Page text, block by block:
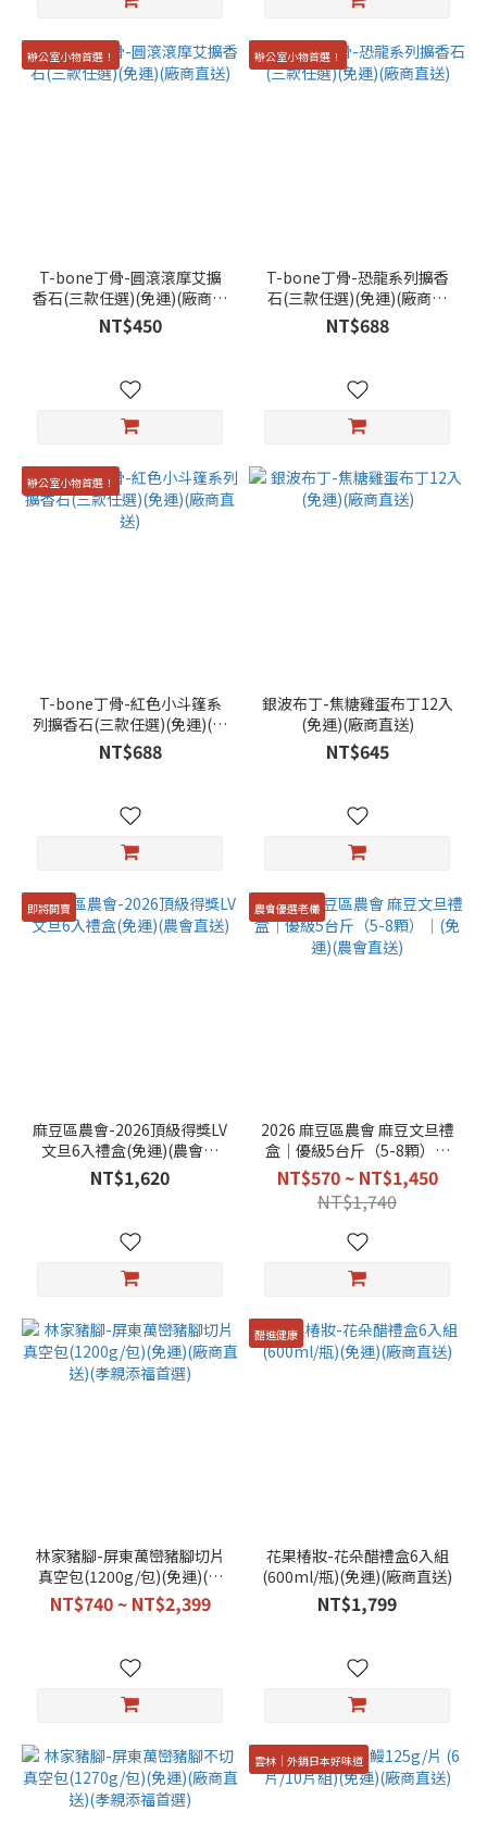
辦公室小物首選！
T-bone丁骨-圓滾滾摩艾擴
香石(三款任選)(免運)(廠商直
送)
NT$450
辦公室小物首選！
T-bone丁骨-恐龍系列擴香
石(三款任選)(免運)(廠商直
送)
NT$688
辦公室小物首選！
T-bone丁骨-紅色小斗篷系
列擴香石(三款任選)(免運)(廠
商直送)
NT$688
銀波布丁-焦糖雞蛋布丁12入
(免運)(廠商直送)
NT$645
即將開賣
麻豆區農會-2026頂級得獎LV
文旦6入禮盒(免運)(農會直
送)
NT$1,620
農會優選老欉
2026 麻豆區農會 麻豆文旦禮
盒｜優級5台斤（5-8顆）｜
(免運)(農會直送)
NT$570 ~ NT$1,450
NT$1,740
林家豬腳-屏東萬巒豬腳切片
真空包(1200g/包)(免運)(廠
商直送)(孝親添福首選)
NT$740 ~ NT$2,399
醋進健康
花果椿妝-花朵醋禮盒6入組
(600ml/瓶)(免運)(廠商直送)
NT$1,799
雲林│外銷日本好味道